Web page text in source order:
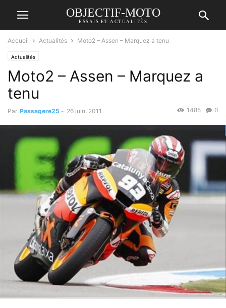
OBJECTIF-MOTO
ESSAIS ET ACTUALITÉS
Accueil Actualités Moto2 – Assen – Marquez a tenu
Actualités
Moto2 – Assen – Marquez a
tenu
Par Passagere25 - 26 juin, 2011 0
1485